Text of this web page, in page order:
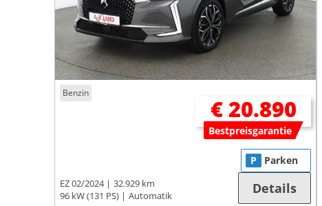
Benzin
€ 20.890
Bestpreisgarantie
EZ 02/2024
32.929 km
96 kW (131 PS)
Automatik
P Parken
Details